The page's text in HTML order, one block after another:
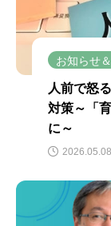
お知らせ
人前で怒
対策～「
に～
2026.05.08